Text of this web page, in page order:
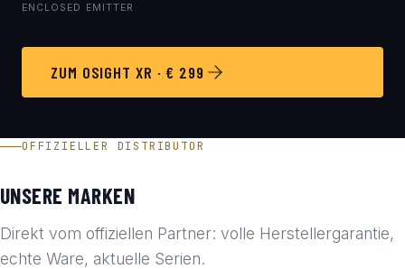
ENCLOSED EMITTER
ZUM OSIGHT XR · € 299
OFFIZIELLER DISTRIBUTOR
UNSERE MARKEN
Direkt vom offiziellen Partner: volle Herstellergarantie,
echte Ware, aktuelle Serien.